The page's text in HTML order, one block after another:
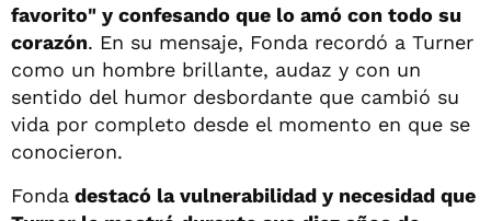
favorito" y confesando que lo amó con todo su
corazón. En su mensaje, Fonda recordó a Turner
como un hombre brillante, audaz y con un
sentido del humor desbordante que cambió su
vida por completo desde el momento en que se
conocieron.
Fonda destacó la vulnerabilidad y necesidad que